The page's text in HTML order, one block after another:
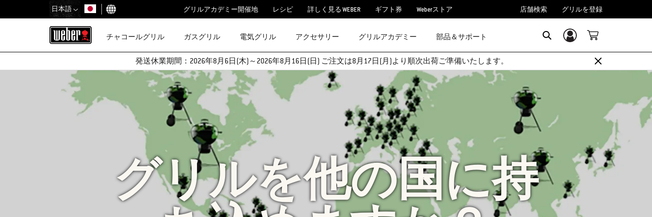
日本語
国を選択
グリルアカデミー開催地 レシピ 詳しく見る WEBER ギフト券 Weberストア 店舗検索 グリルを登録
チャコールグリル ガスグリル 電気グリル アクセサリー グリルアカデミー 部品＆サポート ログイン／登録
発送休業期間：2026年8月6日(木)～2026年8月16日(日) ご注文は8月17日(月)より順次出荷ご準備いたします。
グリルを他の国に持